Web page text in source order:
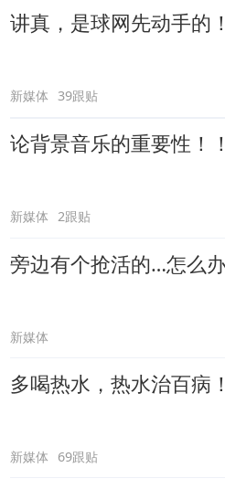
讲真，是球网先动手的
新媒体 39跟贴
论背景音乐的重要性！！
新媒体 2跟贴
旁边有个抢活的…怎么
新媒体
多喝热水，热水治百病！
新媒体 69跟贴